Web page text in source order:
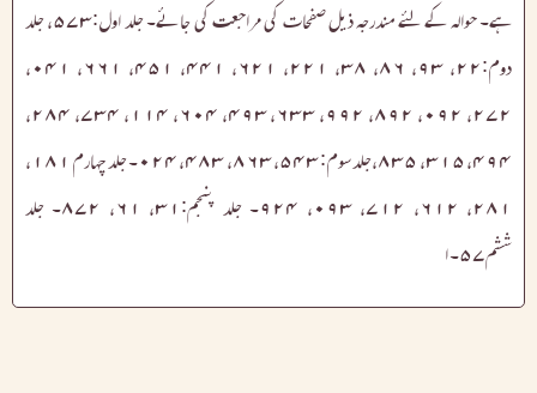
ہے۔ حوالہ کے لئے مندرجہ ذیل صفحات کی مراجعت کی جائے۔ جلد اول:۵۷۳، جلد
دوم:۲۲، ۹۳، ۸۶، ۳۸، ۲۲۱، ۶۲۱، ۴۴۱، ۴۵۱، ۶۶۱، ۰۴۱،
۲۷۲، ۰۹۲، ۸۹۲، ۹۹۲، ۶۳۳، ۴۹۳، ۶۰۴، ۱۱۴، ۷۳۴، ۲۸۴،
۴۹۴، ۳۱۵، ۸۳۵،جلد سوم: ۵۴۳، ۸۶۳، ۴۸۳، ۰۲۴۔ جلد چہارم ۱۸۱،
۲۸۱، ۶۱۲، ۷۱۲، ۰۹۳، ۹۲۴۔ جلد پنجم:۳۱، ۶۱، ۸۷۲۔ جلد
ششم۵۷۔ ا